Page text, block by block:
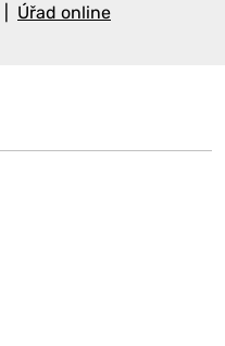
Úřad online